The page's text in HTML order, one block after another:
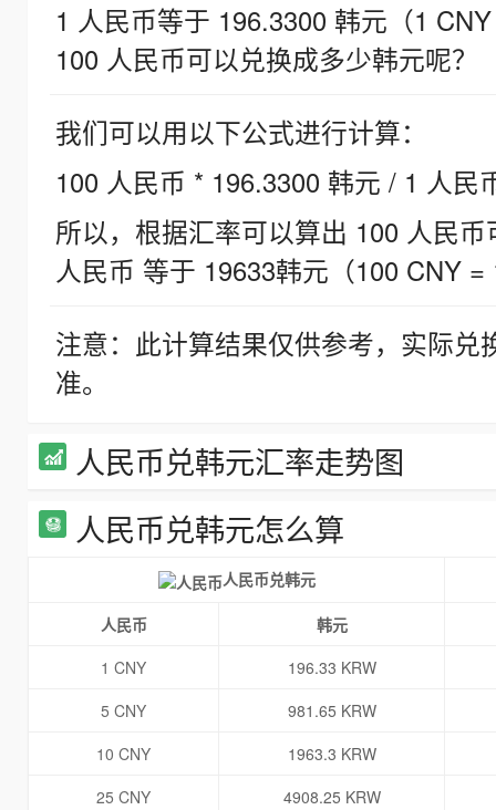
1 人民币等于 196.3300 韩元（1
100 人民币可以兑换成多少韩元呢？
我们可以用以下公式进行计算：
100 人民币 * 196.3300 韩元 / 1 人民
所以，根据汇率可以算出 100 人民
人民币 等于 19633韩元（100 CNY =
注意：此计算结果仅供参考，实际
准。
人民币兑韩元汇率走势图
人民币兑韩元怎么算
人民币兑韩元
人民币
韩元
1 CNY
196.33 KRW
5 CNY
981.65 KRW
10 CNY
1963.3 KRW
25 CNY
4908.25 KRW